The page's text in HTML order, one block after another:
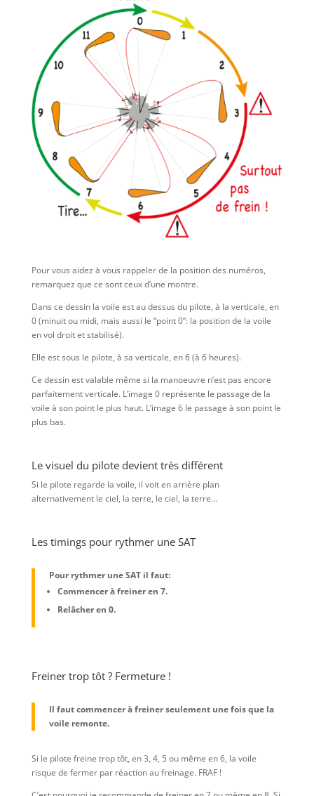
Pour vous aidez à vous rappeler de la position des numéros,
remarquez que ce sont ceux d’une montre.
Dans ce dessin la voile est au dessus du pilote, à la verticale, en
0 (minuit ou midi, mais aussi le “point 0”: la position de la voile
en vol droit et stabilisé).
Elle est sous le pilote, à sa verticale, en 6 (à 6 heures).
Ce dessin est valable même si la manoeuvre n’est pas encore
parfaitement verticale. L’image 0 représente le passage de la
voile à son point le plus haut. L’image 6 le passage à son point le
plus bas.
Le visuel du pilote devient très différent
Si le pilote regarde la voile, il voit en arrière plan
alternativement le ciel, la terre, le ciel, la terre…
Les timings pour rythmer une SAT
Pour rythmer une SAT il faut:
Commencer à freiner en 7.
Relâcher en 0.
Freiner trop tôt ? Fermeture !
Il faut commencer à freiner seulement une fois que la
voile remonte.
Si le pilote freine trop tôt, en 3, 4, 5 ou même en 6, la voile
risque de fermer par réaction au freinage. FRAF !